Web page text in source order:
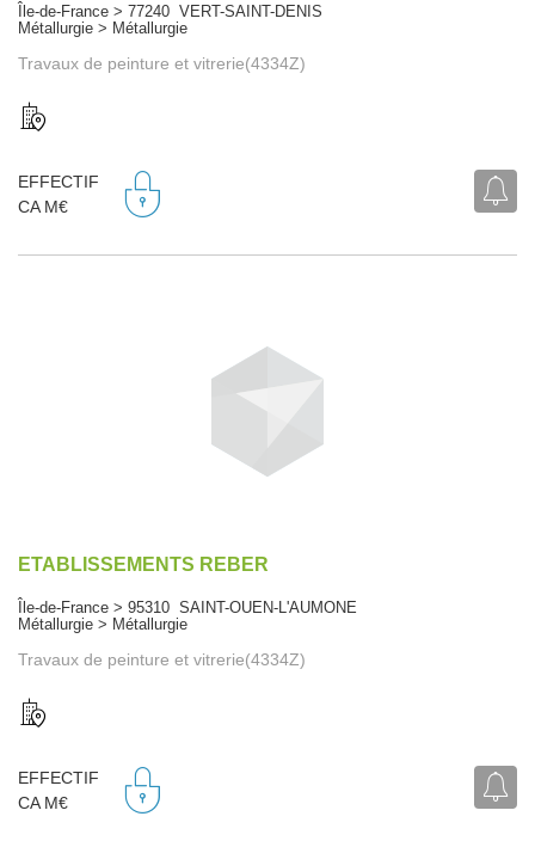
Île-de-France > 77240 VERT-SAINT-DENIS
Métallurgie > Métallurgie
Travaux de peinture et vitrerie(4334Z)
EFFECTIF
CA M€
ETABLISSEMENTS REBER
Île-de-France > 95310 SAINT-OUEN-L'AUMONE
Métallurgie > Métallurgie
Travaux de peinture et vitrerie(4334Z)
EFFECTIF
CA M€